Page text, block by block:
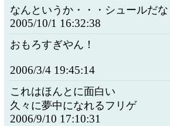
なんというか・・・シュールだな
2005/10/1 16:32:38
おもろすぎやん！
2006/3/4 19:45:14
これはほんとに面白い
久々に夢中になれるフリゲ
2006/9/10 17:10:31